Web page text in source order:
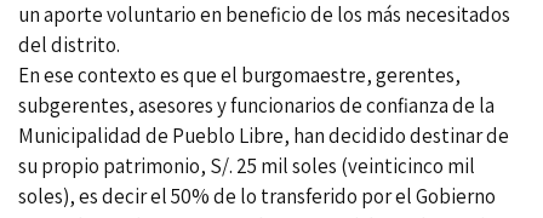
un aporte voluntario en beneficio de los más necesitados
del distrito.
En ese contexto es que el burgomaestre, gerentes,
subgerentes, asesores y funcionarios de confianza de la
Municipalidad de Pueblo Libre, han decidido destinar de
su propio patrimonio, S/. 25 mil soles (veinticinco mil
soles), es decir el 50% de lo transferido por el Gobierno